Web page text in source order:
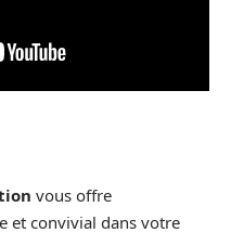
vous offre
et convivial dans votre